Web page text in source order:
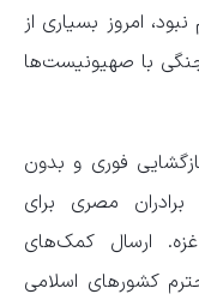
‌امروز بسیاری از
با صهیونیست‌ها
فوری و بدون
مصری برای
ارسال کمک‌های
کشورهای اسلامی